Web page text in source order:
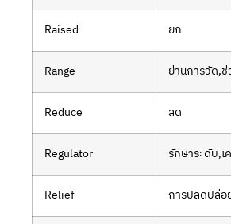
Raised ยก
Range ย่านการวัด,ช่
Reduce ลด
Regulator รักษาระดับ,
Relief การปลดปล่อ